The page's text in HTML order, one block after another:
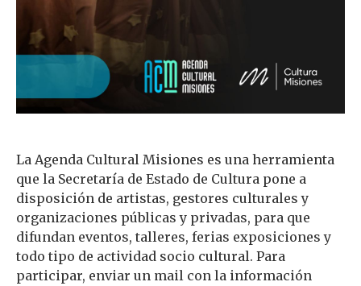
La Agenda Cultural Misiones es una herramienta
que la Secretaría de Estado de Cultura pone a
disposición de artistas, gestores culturales y
organizaciones públicas y privadas, para que
difundan eventos, talleres, ferias exposiciones y
todo tipo de actividad socio cultural. Para
participar, enviar un mail con la información